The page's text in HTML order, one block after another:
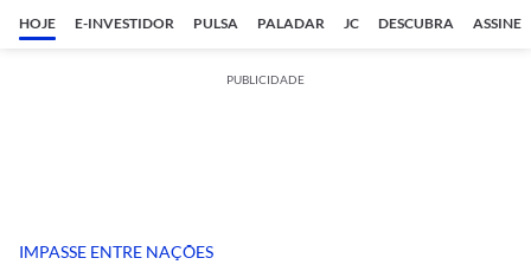
HOJE E-INVESTIDOR PULSA PALADAR JC DESCUBRA ASSINE
PUBLICIDADE
IMPASSE ENTRE NAÇÕES